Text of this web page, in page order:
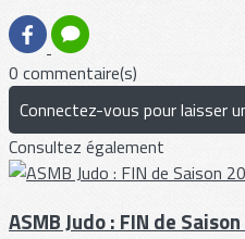
0 commentaire(s)
Connectez-vous pour laisser
Consultez également
ASMB Judo : FIN de